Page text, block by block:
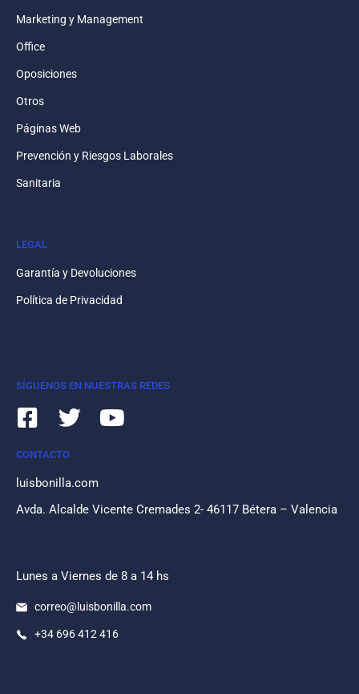
Marketing y Management
Office
Oposiciones
Otros
Páginas Web
Prevención y Riesgos Laborales
Sanitaria
LEGAL
Garantía y Devoluciones
Política de Privacidad
SÍGUENOS EN NUESTRAS REDES
CONTACTO
luisbonilla.com
Avda. Alcalde Vicente Cremades 2- 46117 Bétera – Valencia
Lunes a Viernes de 8 a 14 hs
correo@luisbonilla.com
+34 696 412 416